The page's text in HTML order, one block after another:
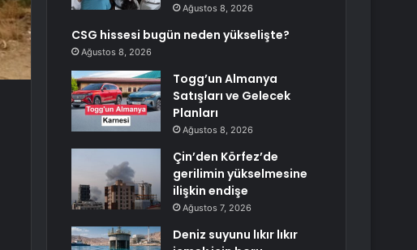
Ağustos 8, 2026
CSG hissesi bugün neden yükselişte?
Ağustos 8, 2026
Togg’un Almanya
Satışları ve Gelecek
Planları
Ağustos 8, 2026
Çin’den Körfez’de
gerilimin yükselmesine
ilişkin endişe
Ağustos 7, 2026
Deniz suyunu lıkır lıkır